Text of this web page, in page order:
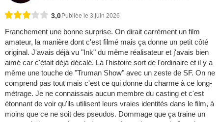
3,0 Publiée le 3 juin 2026
Franchement une bonne surprise. On dirait carrément un film
amateur, la manière dont c'est filmé mais ça donne un petit côté
original. J'avais déjà vu "Ink" du même réalisateur et j'avais bien
aimé car c'était déjà décalé. Là l'histoire sort de l'ordinaire et il y a
même une touche de "Truman Show" avec un zeste de SF. On ne
comprend pas tout mais c'est ce qui donne du charme à ce long-
métrage. Je ne connaissais aucun membre du casting et c'est
étonnant de voir qu'ils utilisent leurs vraies identités dans le film, à
moins que ce ne soit des pseudos. Dommage que ça traine un